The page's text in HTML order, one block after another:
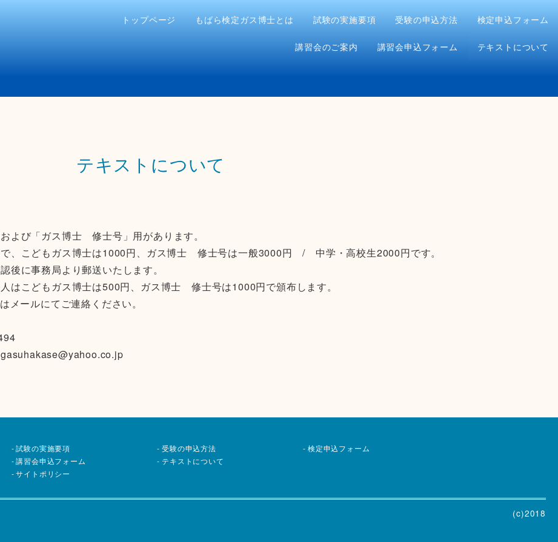
トップページ もばら検定ガス博士とは 試験の実施要項 受験の申込方法 検定申込フォーム
講習会のご案内 講習会申込フォーム テキストについて
テキストについて
よび「ガス博士 修士号」用があります。
、こどもガス博士は1000円、ガス博士 修士号は一般3000円 / 中学・高校生2000円です。
後に事務局より郵送いたします。
はこどもガス博士は500円、ガス博士 修士号は1000円で頒布します。
メールにてご連絡ください。
gasuhakase@yahoo.co.jp
試験の実施要項 受験の申込方法
検定申込フォーム
講習会申込フォーム
テキストについて
サイトポリシー
(c)2018